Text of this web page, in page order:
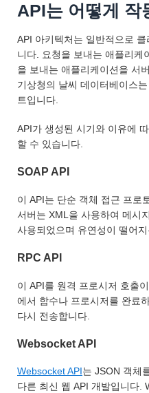
API는 어떻게 작
API 아키텍처는 일반적으로
니다. 요청을 보내는 애플리케
을 보내는 애플리케이션을 서
기상청의 날씨 데이터베이스
트입니다.
API가 생성된 시기와 이유에
할 수 있습니다.
SOAP API
이 API는 단순 객체 접근 프로
서버는 XML을 사용하여 메시
사용되었으며 유연성이 떨어지
RPC API
이 API를 원격 프로시저 호출
에서 함수나 프로시저를 완료
다시 전송합니다.
Websocket API
Websocket API는 JSON 객체
다른 최신 웹 API 개발입니다.